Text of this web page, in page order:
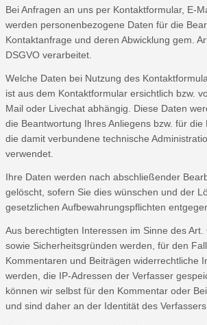
Bei Anfragen an uns per Kontaktformular, E-
werden personenbezogene Daten für die
Kontaktanfrage und deren Abwicklung gem.
DSGVO verarbeitet.
Welche Daten bei Nutzung des
ist aus dem Kontaktformular ersichtlich bzw.
Mail oder Livechat abhängig. Diese Daten
die Beantwortung Ihres Anliegens bzw. für
die damit verbundene technische
verwendet.
Ihre Daten werden nach abschließender
gelöscht, sofern Sie dies wünschen und der
gesetzlichen Aufbewahrungspflichten
Aus berechtigten Interessen im Sinne des Art.
sowie Sicherheitsgründen werden, für den
Kommentaren und Beiträgen widerrechtliche
werden, die IP-Adressen der Verfasser
können wir selbst für den Kommentar oder
und sind daher an der Identität des